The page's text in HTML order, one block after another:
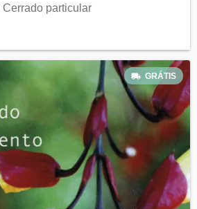
Cerrado particular
GRÁTIS